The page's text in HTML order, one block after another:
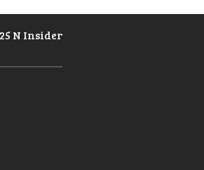
N Insider